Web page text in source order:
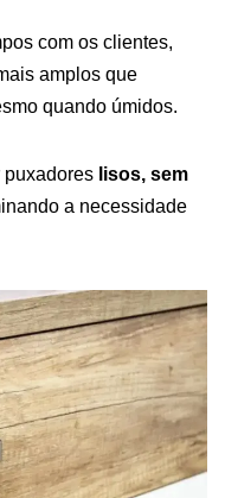
com os clientes,
amplos que
quando úmidos.
puxadores lisos, sem
a necessidade